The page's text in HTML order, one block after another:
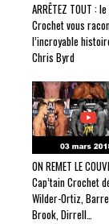
ARRÊTEZ TOUT :
Crochet vous
l’incroyable
Chris Byrd
ON REMET LE
Cap’tain Crochet
Wilder-Ortiz,
Brook, Dirrell…